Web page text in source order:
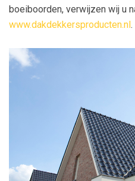
boeiboorden, verwijzen wij u
www.dakdekkersproducten.nl.